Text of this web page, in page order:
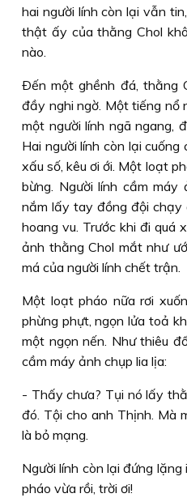
hai người lính còn lại vẫn
thật ấy của thằng Chol
nào.
Ðến một ghềnh đá, thằng
đầy nghi ngờ. Một tiếng nổ
một người lính ngã ngang,
Hai người lính còn lại cuống
xấu số, kêu ơi ới. Một loạt
bừng. Người lính cầm
nắm lấy tay đồng đội chạy
hoang vu. Trước khi đi quá
ảnh thằng Chol mắt như
má của người lính chết trận.
Một loạt pháo nữa rơi
phừng phựt, ngọn lửa toả
một ngọn nến. Như thiêu
cầm máy ảnh chụp lia lịa:
- Thấy chưa? Tụi nó lấy
đó. Tội cho anh Thịnh. Mà
là bỏ mạng.
Người lính còn lại đứng
pháo vừa rồi, trời ơi!